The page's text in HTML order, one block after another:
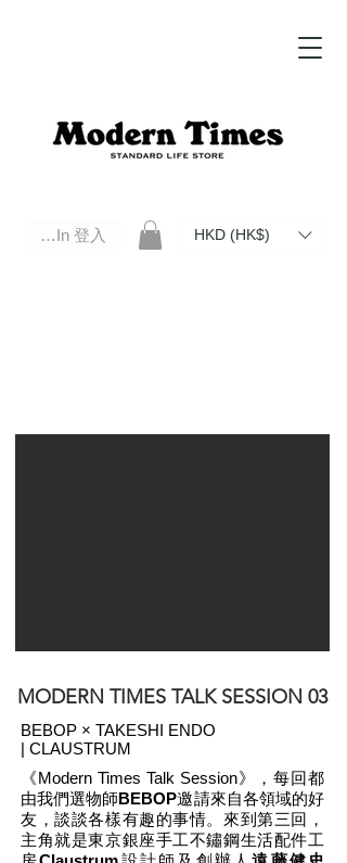
Log In 登入 HKD (HK$)
MODERN TIMES TALK SESSION 03
BEBOP × ​TAKESHI ENDO
| CLAUSTRUM
《Modern Times Talk Session》，每回都
由我們選物師BEBOP邀請來自各領域的好
友，談談各樣有趣的事情。來到第三回，
主角就是東京銀座手工不鏽鋼生活配件工